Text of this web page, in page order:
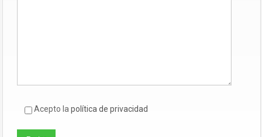
Acepto la política de privacidad